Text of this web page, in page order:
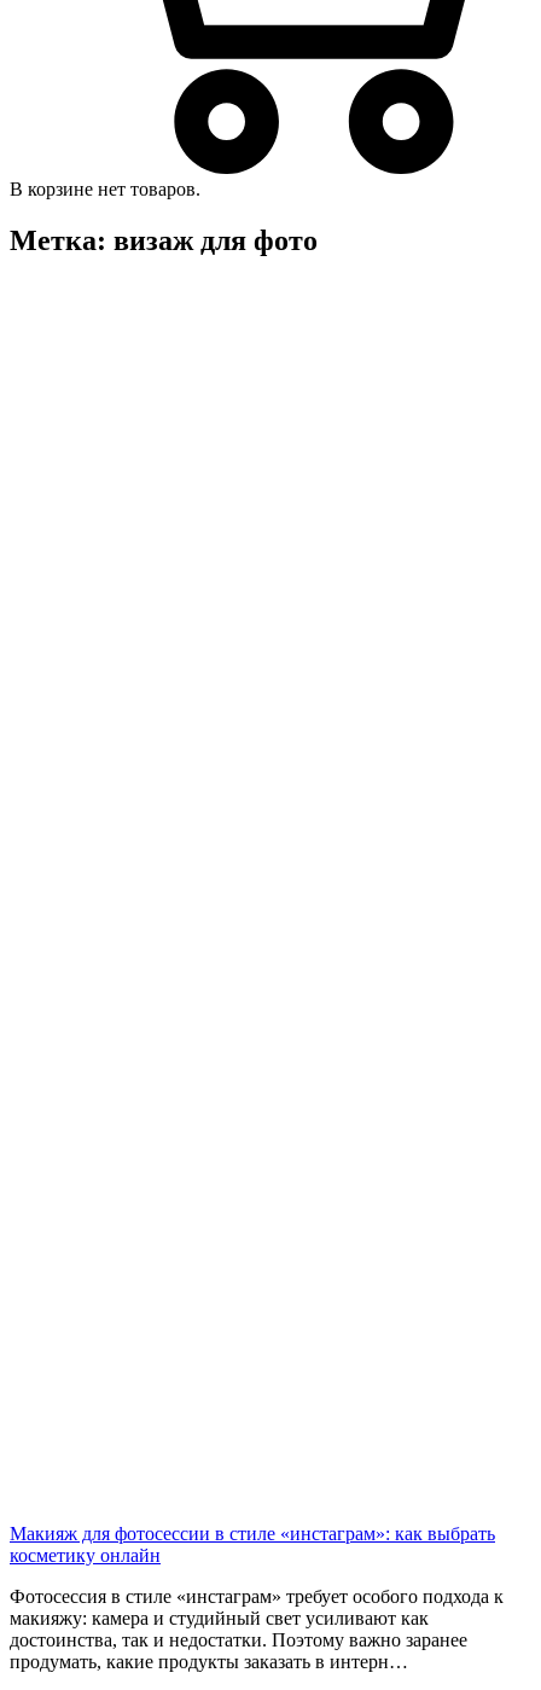
В корзине нет товаров.
Метка: визаж для фото
Макияж для фотосессии в стиле «инстаграм»: как выбрать
косметику онлайн
Фотосессия в стиле «инстаграм» требует особого подхода к
макияжу: камера и студийный свет усиливают как
достоинства, так и недостатки. Поэтому важно заранее
продумать, какие продукты заказать в интерн…